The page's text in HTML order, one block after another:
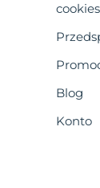
cookies
Blog
Konto